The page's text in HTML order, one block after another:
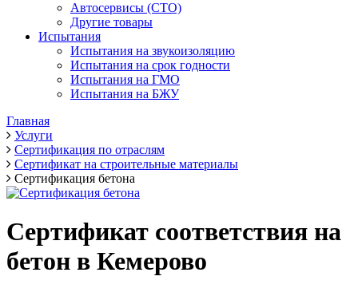
Автосервисы (СТО)
Другие товары
Испытания
Испытания на звукоизоляцию
Испытания на срок годности
Испытания на ГМО
Испытания на БЖУ
Главная
Услуги
Сертификация по отраслям
Сертификат на строительные материалы
Сертификация бетона
Сертификат соответствия на
бетон в Кемерово